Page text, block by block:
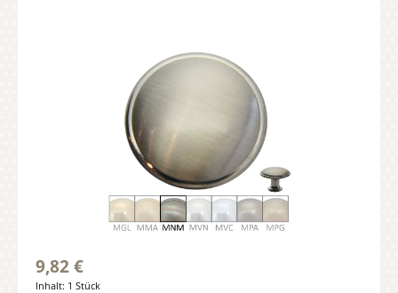
9,82 €
Inhalt: 1 Stück